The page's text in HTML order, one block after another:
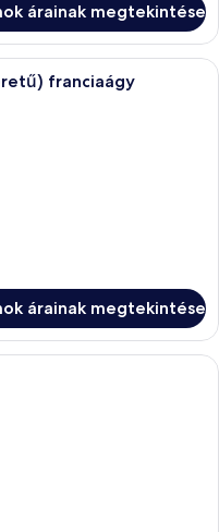
árainak megtekintése
szállodai szoba, amelyben
franciaágy
árainak megtekintése
szállodai szoba, amelyben